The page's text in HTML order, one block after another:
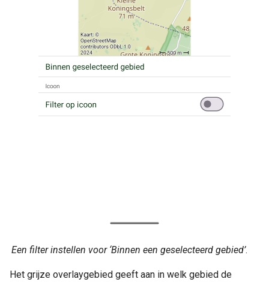
Een filter instellen voor ‘Binnen een geselecteerd gebied’.
Het grijze overlaygebied geeft aan in welk gebied de